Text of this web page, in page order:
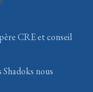
CRE et conseil
nous